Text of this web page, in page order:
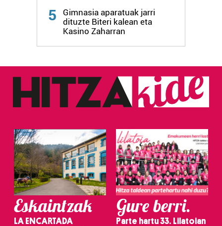
5
Gimnasia aparatuak jarri
dituzte Biteri kalean eta
Kasino Zaharran
Eskaintzak
LA ENCARTADA
Gure berri.
Parte hartu 33. Lilatoian